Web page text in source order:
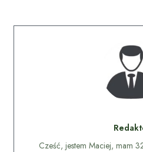
Cześć, jestem Maciej, mam